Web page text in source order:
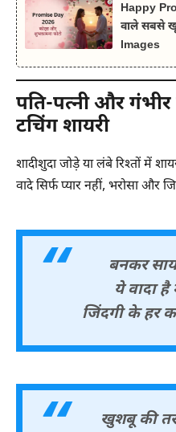
Happy
वाले सबसे
Images
पति-पत्नी और गंभीर
टचिंग शायरी
शादीशुदा जोड़े या लंबे रिश्तों में
वादे सिर्फ प्यार नहीं, भरोसा और
बनकर
ये वादा है
जिंदगी के हर
खुशबू की